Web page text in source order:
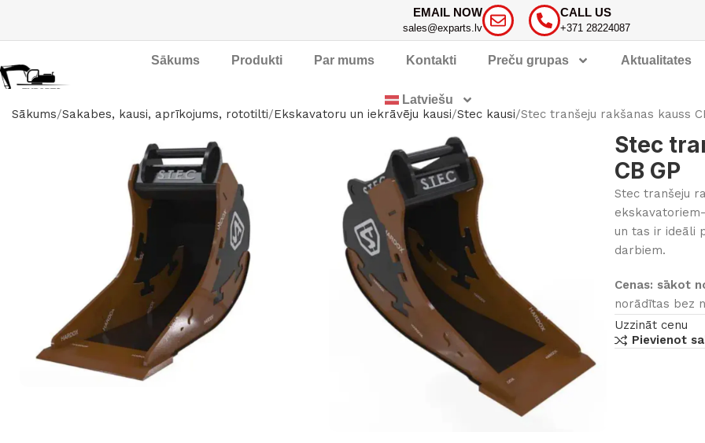
EMAIL NOW
sales@exparts.lv
CALL US
+371 28224087
Sākums Produkti Par mums Kontakti Preču grupas Aktualitates
Latviešu
Sākums Sakabes, kausi, aprīkojums, rototilti Ekskavatoru un iekrāvēju kausi Stec kausi Stec tranšeju rakšanas kauss
Stec
CB GP
Stec tranšeju
un tas ir ideāli
darbiem.
Cenas: sākot
norādītas bez
Uzzināt cenu
Pievienot